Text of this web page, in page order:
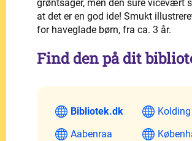
grøntsager, men den sure vicevært
at det er en god ide! Smukt
for haveglade børn, fra ca. 3 år.
Find den på dit
Bibliotek.dk
Aabenraa
Kolding